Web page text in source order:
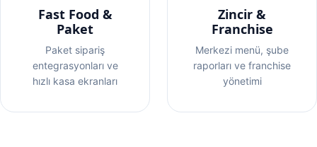
Fast Food &
Paket
Paket sipariş
entegrasyonları ve
hızlı kasa ekranları
Zincir &
Franchise
Merkezi menü, şube
raporları ve franchise
yönetimi